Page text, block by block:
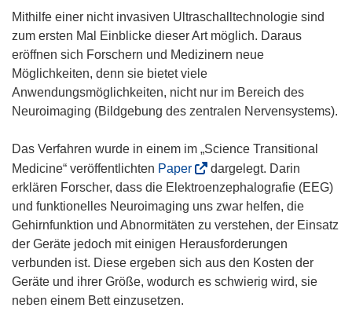
Mithilfe einer nicht invasiven Ultraschalltechnologie sind
zum ersten Mal Einblicke dieser Art möglich. Daraus
eröffnen sich Forschern und Medizinern neue
Möglichkeiten, denn sie bietet viele
Anwendungsmöglichkeiten, nicht nur im Bereich des
Neuroimaging (Bildgebung des zentralen Nervensystems).
Das Verfahren wurde in einem im „Science Transitional
Medicine“ veröffentlichten Paper(
ö
f
f
n
e
t
dargelegt. Darin
erklären Forscher, dass die Elektroenzephalografie (EEG)
und funktionelles Neuroimaging uns zwar helfen, die
Gehirnfunktion und Abnormitäten zu verstehen, der Einsatz
der Geräte jedoch mit einigen Herausforderungen
verbunden ist. Diese ergeben sich aus den Kosten der
Geräte und ihrer Größe, wodurch es schwierig wird, sie
neben einem Bett einzusetzen.